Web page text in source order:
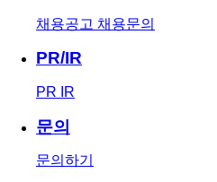
채용공고 채용문의
PR/IR
PR IR
문의
문의하기